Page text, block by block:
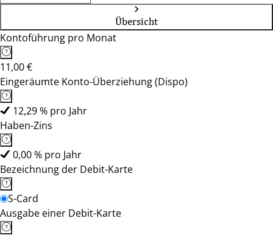
Übersicht
Kontoführung pro Monat
11,00 €
Eingeräumte Konto-Überziehung (Dispo)
12,29 % pro Jahr
Haben-Zins
0,00 % pro Jahr
Bezeichnung der Debit-Karte
S-Card
Ausgabe einer Debit-Karte